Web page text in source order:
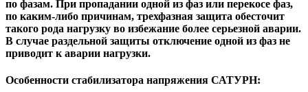
по фазам. При пропадании одной из фаз или перекосе фаз,
по каким-либо причинам, трехфазная защита обесточит
такого рода нагрузку во избежание более серьезной аварии.
В случае раздельной защиты отключение одной из фаз не
приводит к аварии нагрузки.
Особенности стабилизатора напряжения САТУРН: